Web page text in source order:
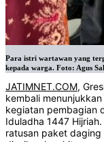
Para istri wartawan yang
kepada warga. Foto: Agus
JATIMNET.COM,
kembali
kegiatan pembagian
Iduladha 1447
ratusan paket